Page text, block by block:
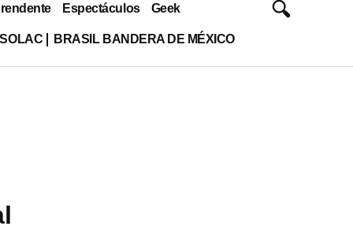
Espectáculos Geek
BRASIL BANDERA DE MÉXICO